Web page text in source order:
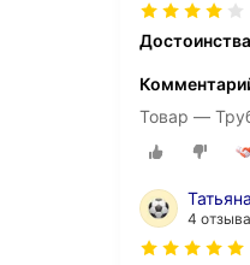
Товар —
4 отзыва